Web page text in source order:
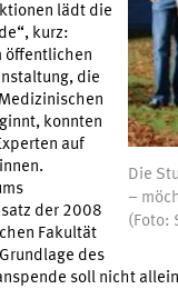
Die
–
(Foto:
lädt die
kurz:
öffentlichen
die
konnten
auf
der 2008
Fakultät
des
soll nicht